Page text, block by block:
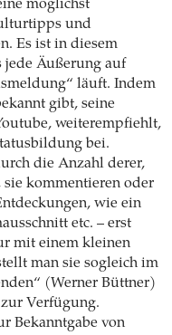
möglichst
und
Es ist in diesem
jede Äußerung auf
läuft. Indem
gibt, seine
weiterempfiehlt,
bei.
die Anzahl derer,
kommentieren oder
wie ein
etc. – erst
mit einem kleinen
man sie sogleich im
(Werner Büttner)
zur Verfügung.
Bekanntgabe von